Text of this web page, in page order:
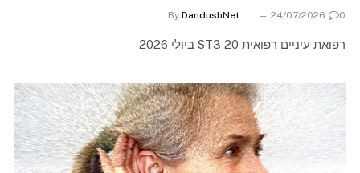
By DandushNet 24/07/2026 0
רפואת עיניים רפואית ST3 20 ביולי 2026